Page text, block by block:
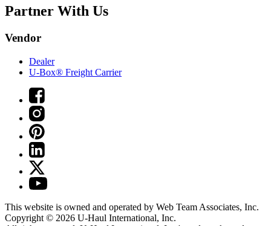
Partner With Us
Vendor
Dealer
U-Box® Freight Carrier
This website is owned and operated by Web Team Associates, Inc.
Copyright © 2026 U-Haul International, Inc.